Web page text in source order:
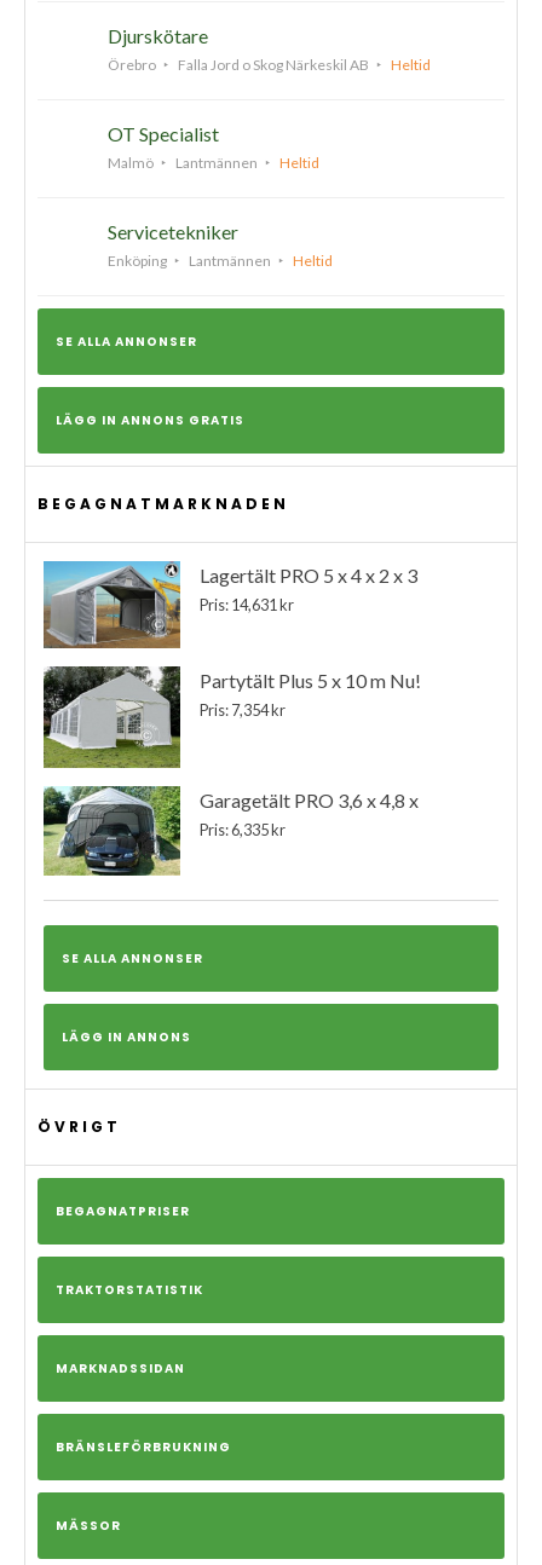
Djurskötare
Örebro Falla Jord o Skog Närkeskil AB Heltid
OT Specialist
Malmö Lantmännen Heltid
Servicetekniker
Enköping Lantmännen Heltid
SE ALLA ANNONSER
LÄGG IN ANNONS GRATIS
BEGAGNATMARKNADEN
Lagertält PRO 5 x 4 x 2 x 3
Pris: 14,631 kr
Partytält Plus 5 x 10 m Nu!
Pris: 7,354 kr
Garagetält PRO 3,6 x 4,8 x
Pris: 6,335 kr
SE ALLA ANNONSER
LÄGG IN ANNONS
ÖVRIGT
BEGAGNATPRISER
TRAKTORSTATISTIK
MARKNADSSIDAN
BRÄNSLEFÖRBRUKNING
MÄSSOR